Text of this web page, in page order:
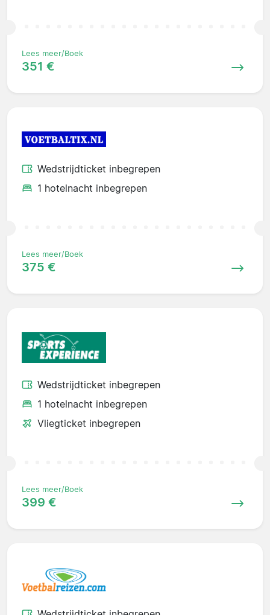
Lees meer/Boek
351 €
Wedstrijdticket inbegrepen
1 hotelnacht inbegrepen
Lees meer/Boek
375 €
Wedstrijdticket inbegrepen
1 hotelnacht inbegrepen
Vliegticket inbegrepen
Lees meer/Boek
399 €